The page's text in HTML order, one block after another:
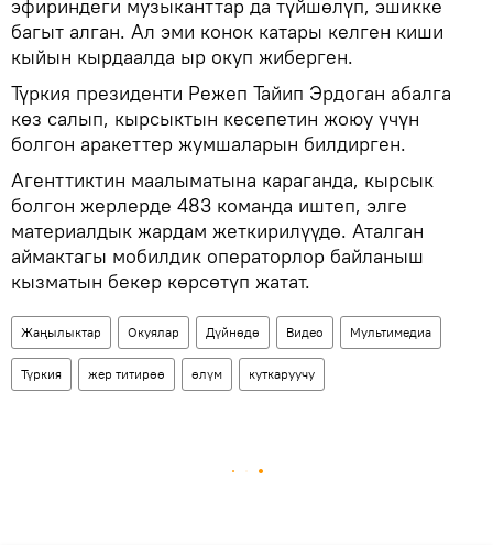
эфириндеги музыканттар да түйшөлүп, эшикке
багыт алган. Ал эми конок катары келген киши
кыйын кырдаалда ыр окуп жиберген.
Түркия президенти Режеп Тайип Эрдоган абалга
көз салып, кырсыктын кесепетин жоюу үчүн
болгон аракеттер жумшаларын билдирген.
Агенттиктин маалыматына караганда, кырсык
болгон жерлерде 483 команда иштеп, элге
материалдык жардам жеткирилүүдө. Аталган
аймактагы мобилдик операторлор байланыш
кызматын бекер көрсөтүп жатат.
Жаңылыктар Окуялар Дүйнөдө Видео Мультимедиа
Түркия жер титирөө өлүм куткаруучу